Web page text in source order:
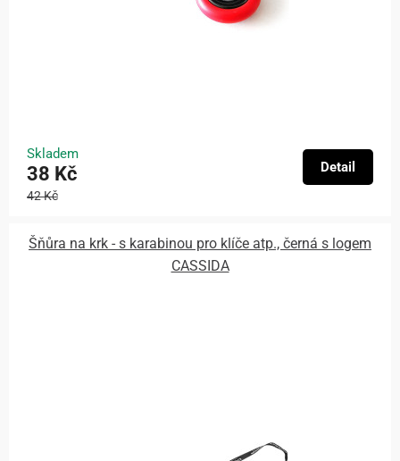
Skladem
38 Kč
42 Kč
Detail
Šňůra na krk - s karabinou pro klíče atp., černá s logem
CASSIDA